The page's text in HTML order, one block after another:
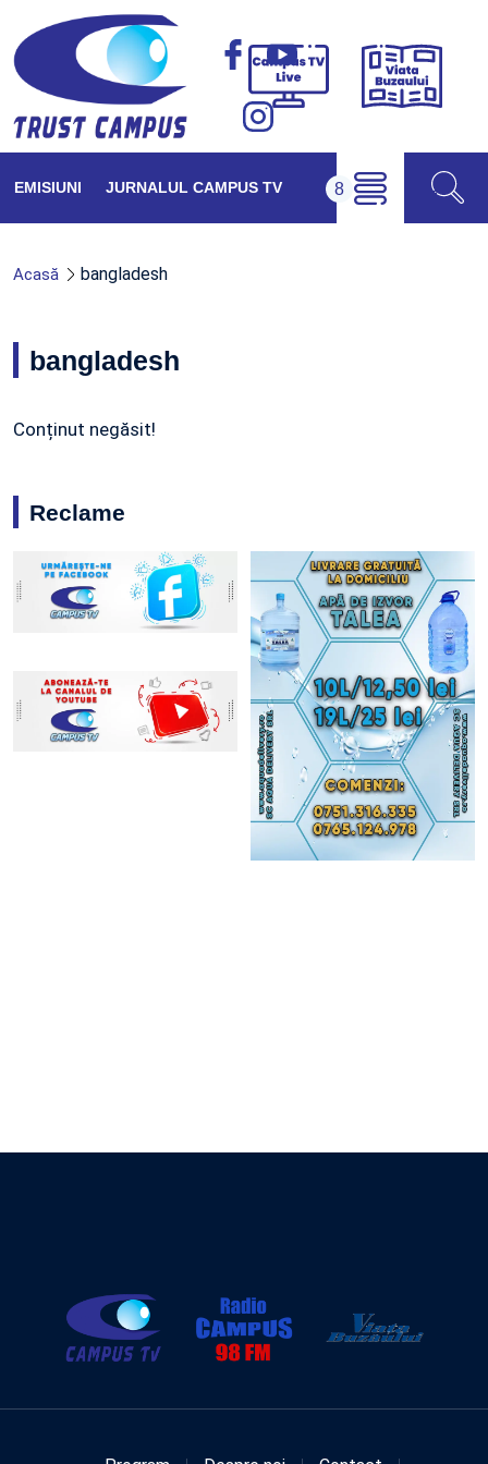
Campus
Viața
EMISIUNI JURNALUL CAMPUS TV
Acasă bangladesh
bangladesh
Conținut negăsit!
Reclame